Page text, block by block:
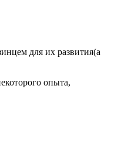
для их развития(а
опыта,